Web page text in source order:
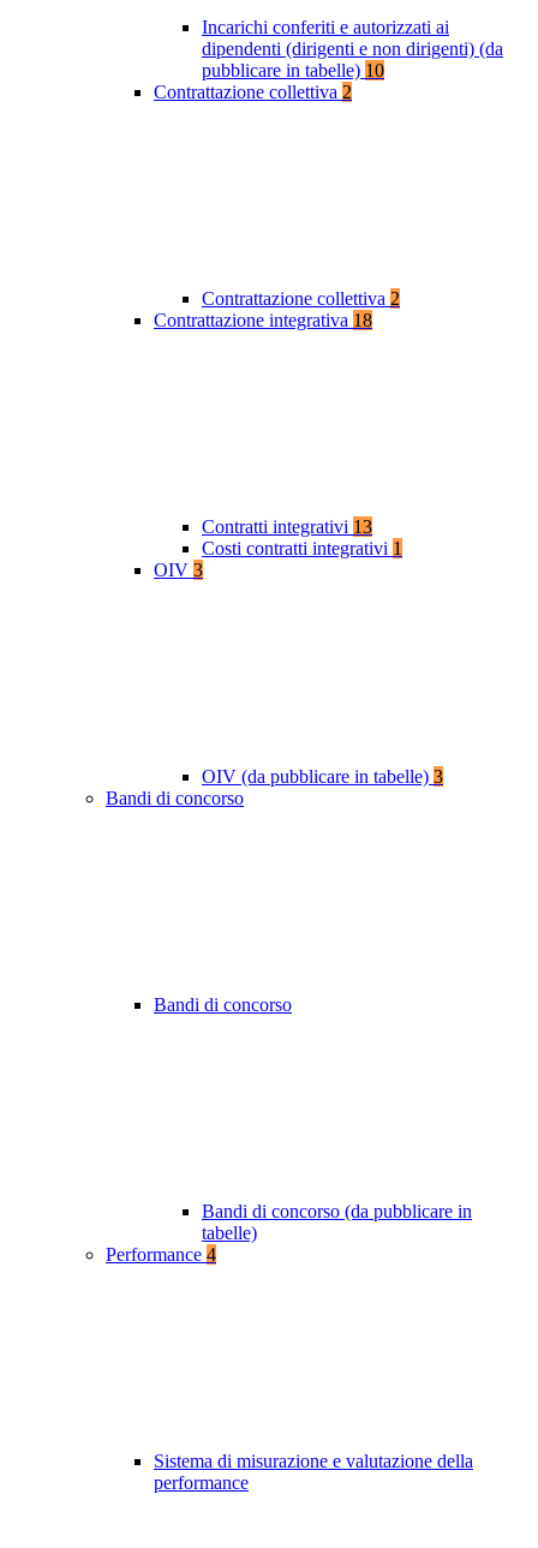
Incarichi conferiti e autorizzati ai
dipendenti (dirigenti e non dirigenti) (da
pubblicare in tabelle) 10
Contrattazione collettiva 2
Contrattazione collettiva 2
Contrattazione integrativa 18
Contratti integrativi 13
Costi contratti integrativi 1
OIV 3
OIV (da pubblicare in tabelle) 3
Bandi di concorso
Bandi di concorso
Bandi di concorso (da pubblicare in
tabelle)
Performance 4
Sistema di misurazione e valutazione della
performance